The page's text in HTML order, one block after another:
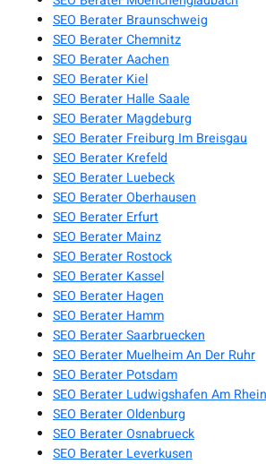
SEO Berater Braunschweig
SEO Berater Chemnitz
SEO Berater Aachen
SEO Berater Kiel
SEO Berater Halle Saale
SEO Berater Magdeburg
SEO Berater Freiburg Im Breisgau
SEO Berater Krefeld
SEO Berater Luebeck
SEO Berater Oberhausen
SEO Berater Erfurt
SEO Berater Mainz
SEO Berater Rostock
SEO Berater Kassel
SEO Berater Hagen
SEO Berater Hamm
SEO Berater Saarbruecken
SEO Berater Muelheim An Der Ruhr
SEO Berater Potsdam
SEO Berater Ludwigshafen Am Rhein
SEO Berater Oldenburg
SEO Berater Osnabrueck
SEO Berater Leverkusen